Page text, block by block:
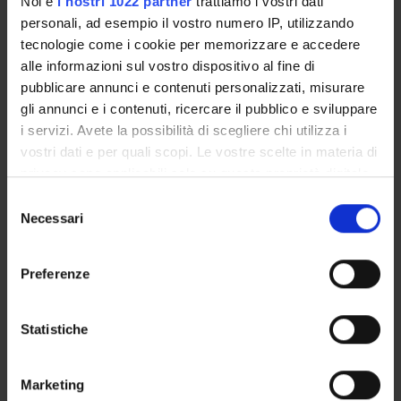
personali, ad esempio il vostro numero IP, utilizzando
tecnologie come i cookie per memorizzare e accedere
alle informazioni sul vostro dispositivo al fine di
pubblicare annunci e contenuti personalizzati, misurare
gli annunci e i contenuti, ricercare il pubblico e sviluppare
i servizi. Avete la possibilità di scegliere chi utilizza i
vostri dati e per quali scopi. Le vostre scelte in materia di
privacy sono applicabili solo su questa proprietà digitale
modificare o revocare il proprio consenso in qualsiasi
momento dalla Dichiarazione sui cookie o facendo clic
raccogliere informazioni sulla tua posizione
geografica, con un'approssimazione di qualche
Identificare il tuo dispositivo, scansionandolo
delNecessari
Preferenze
Statistiche
Marketing
Menon Martina
emailmartina menon univr it
phone045 8028420
Minozzo Marco
it
univr it